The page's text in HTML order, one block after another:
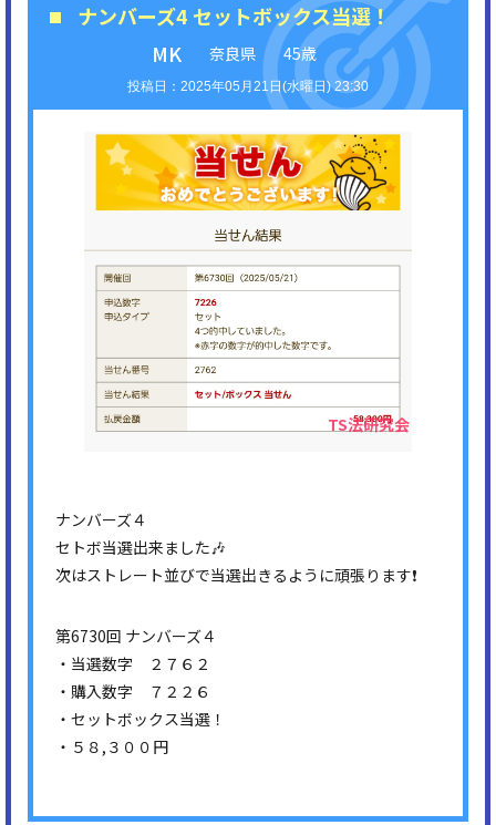
ナンバーズ4 セットボックス当選！
MK
奈良県 45歳
2025年05月21日(水曜日) 23:30
ナンバーズ４
セトボ当選出来ました🎶
次はストレート並びで当選出きるように頑張ります❗
第6730回 ナンバーズ４
・当選数字 ２７６２
・購入数字 ７２２６
・セットボックス当選！
・５８,３００円